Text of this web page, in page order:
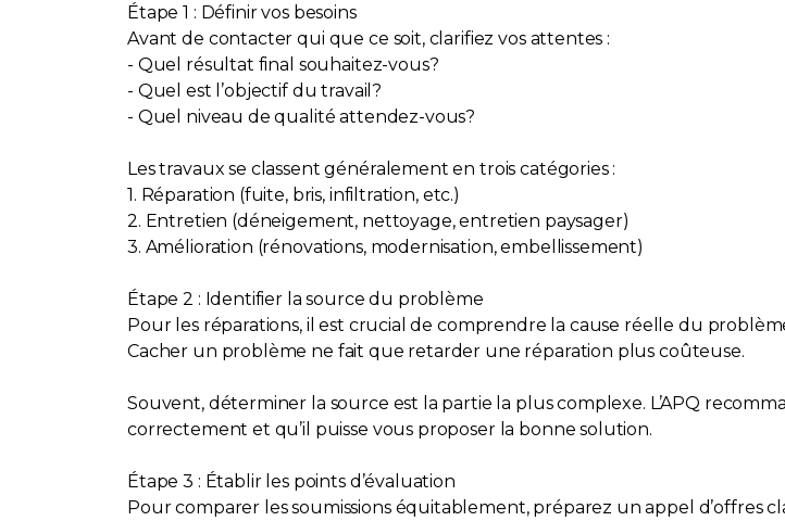
Étape 1 : Définir vos besoins
Avant de contacter qui que ce soit, clarifiez vos attentes :
- Quel résultat final souhaitez-vous?
- Quel est l’objectif du travail?
- Quel niveau de qualité attendez-vous?
Les travaux se classent généralement en trois catégories :
1. Réparation (fuite, bris, infiltration, etc.)
2. Entretien (déneigement, nettoyage, entretien paysager)
3. Amélioration (rénovations, modernisation, embellissement)
Étape 2 : Identifier la source du problème
Pour les réparations, il est crucial de comprendre la cause réelle du
Cacher un problème ne fait que retarder une réparation plus coûteuse.
Souvent, déterminer la source est la partie la plus complexe. L’APQ
correctement et qu’il puisse vous proposer la bonne solution.
Étape 3 : Établir les points d’évaluation
Pour comparer les soumissions équitablement, préparez un appel d’offres